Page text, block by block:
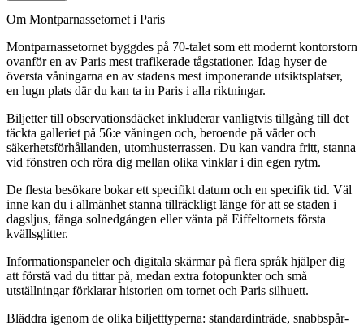
Om Montparnassetornet i Paris
Montparnassetornet byggdes på 70-talet som ett modernt kontorstorn
ovanför en av Paris mest trafikerade tågstationer. Idag hyser de
översta våningarna en av stadens mest imponerande utsiktsplatser,
en lugn plats där du kan ta in Paris i alla riktningar.
Biljetter till observationsdäcket inkluderar vanligtvis tillgång till det
täckta galleriet på 56:e våningen och, beroende på väder och
säkerhetsförhållanden, utomhusterrassen. Du kan vandra fritt, stanna
vid fönstren och röra dig mellan olika vinklar i din egen rytm.
De flesta besökare bokar ett specifikt datum och en specifik tid. Väl
inne kan du i allmänhet stanna tillräckligt länge för att se staden i
dagsljus, fånga solnedgången eller vänta på Eiffeltornets första
kvällsglitter.
Informationspaneler och digitala skärmar på flera språk hjälper dig
att förstå vad du tittar på, medan extra fotopunkter och små
utställningar förklarar historien om tornet och Paris silhuett.
Bläddra igenom de olika biljetttyperna: standardinträde, snabbspår-